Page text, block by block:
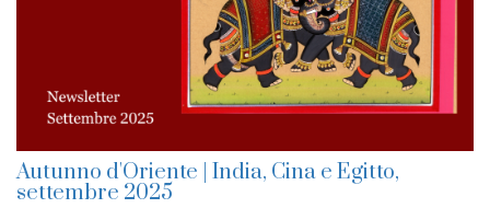
Autunno d'Oriente | India, Cina e Egitto,
settembre 2025